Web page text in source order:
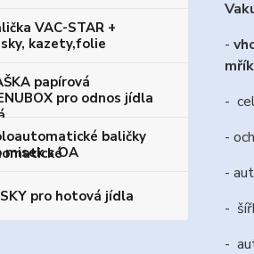
VAC-STAR +
kazety,folie
papírová
pro odnos jídla
baličky
misek s OA
pro hotová jídla
-
-
-
-
-
-